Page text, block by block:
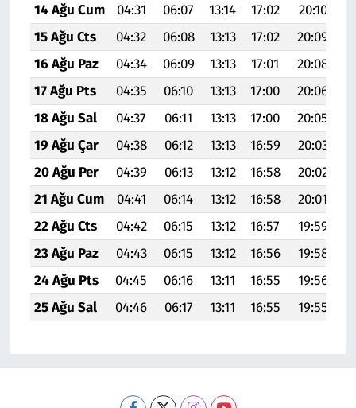
14 Ağu Cum
04:31 06:07 13:14 17:02 20:10
15 Ağu Cts
04:32 06:08 13:13 17:02 20:09
16 Ağu Paz
04:34 06:09 13:13 17:01 20:08
17 Ağu Pts
04:35 06:10 13:13 17:00 20:06
18 Ağu Sal
04:37 06:11 13:13 17:00 20:05
19 Ağu Çar
04:38 06:12 13:13 16:59 20:03
20 Ağu Per
04:39 06:13 13:12 16:58 20:02
21 Ağu Cum
04:41 06:14 13:12 16:58 20:01
22 Ağu Cts
04:42 06:15 13:12 16:57 19:59
23 Ağu Paz
04:43 06:15 13:12 16:56 19:58
24 Ağu Pts
04:45 06:16 13:11 16:55 19:56
25 Ağu Sal
04:46 06:17 13:11 16:55 19:55